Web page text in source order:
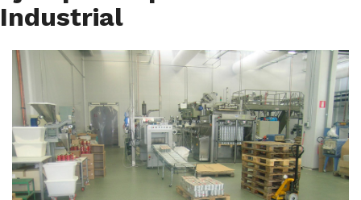
Industrial